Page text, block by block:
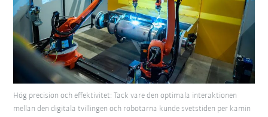
Hög precision och effektivitet: Tack vare den optimala interaktionen
mellan den digitala tvillingen och robotarna kunde svetstiden per kamin